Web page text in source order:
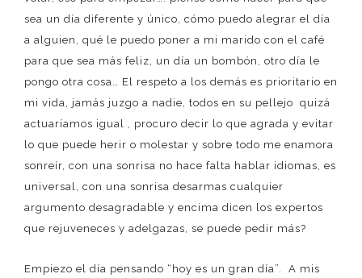
sea un día diferente y único, cómo puedo alegrar el día
a alguien, qué le puedo poner a mi marido con el café
para que sea más feliz, un día un bombón, otro día le
pongo otra cosa… El respeto a los demás es prioritario en
mi vida, jamás juzgo a nadie, todos en su pellejo quizá
actuaríamos igual , procuro decir lo que agrada y evitar
lo que puede herir o molestar y sobre todo me enamora
sonreír, con una sonrisa no hace falta hablar idiomas, es
universal, con una sonrisa desarmas cualquier
argumento desagradable y encima dicen los expertos
que rejuveneces y adelgazas, se puede pedir más?
Empiezo el día pensando “hoy es un gran día”. A mis